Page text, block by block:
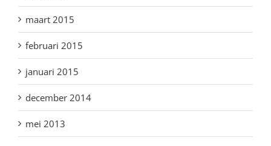
maart 2015
februari 2015
januari 2015
december 2014
mei 2013